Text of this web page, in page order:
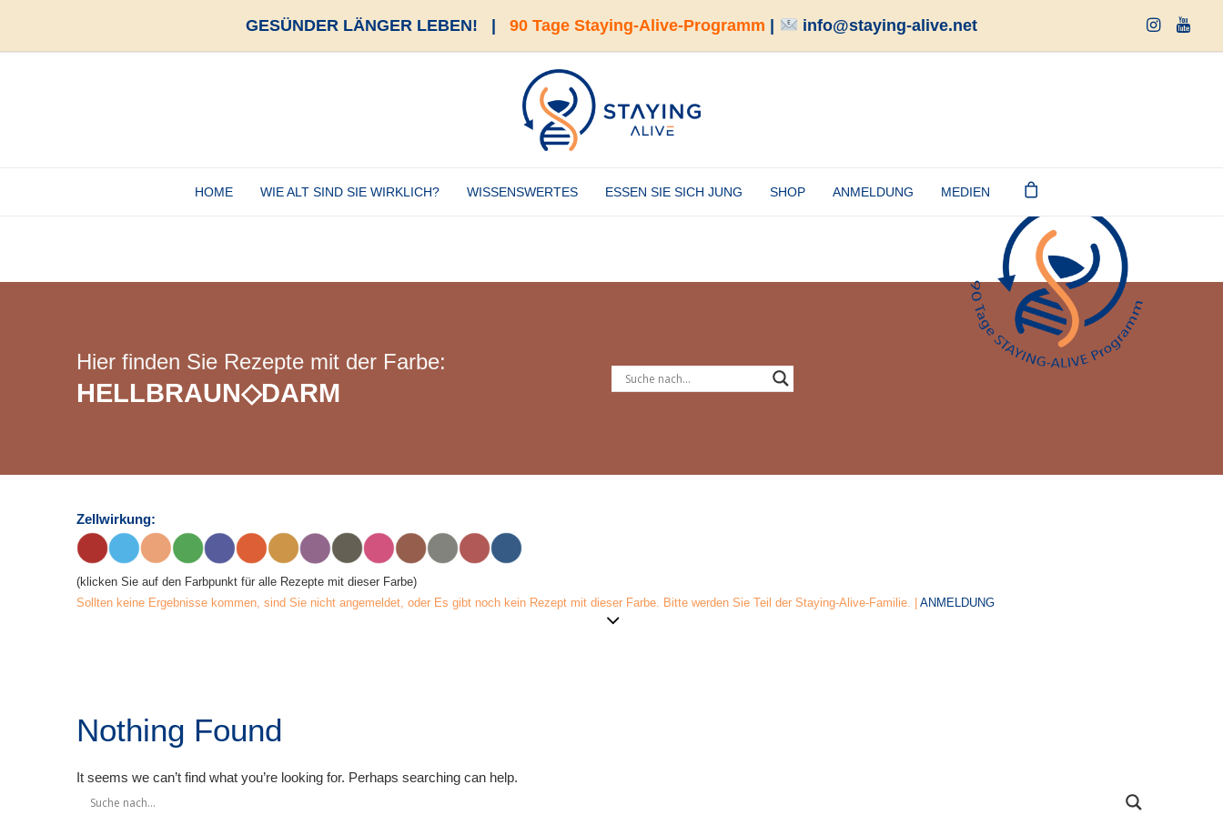
GESÜNDER LÄNGER LEBEN! |90 Tage Staying-Alive-Programm info@staying-alive.net
HOME WIE ALT SIND SIE WIRKLICH? WISSENSWERTES ESSEN SIE SICH JUNG SHOP ANMELDUNG MEDIEN
Hier finden Sie Rezepte mit der Farbe:
HELLBRAUN◇DARM
Zellwirkung:
(klicken Sie auf den Farbpunkt für alle Rezepte mit dieser Farbe)
Sollten keine Ergebnisse kommen, sind Sie nicht angemeldet, oder Es gibt noch kein Rezept mit dieser Farbe. Bitte werden Sie Teil der Staying-Alive-Familie. | ANMELDUNG
Nothing Found
It seems we can’t find what you’re looking for. Perhaps searching can help.